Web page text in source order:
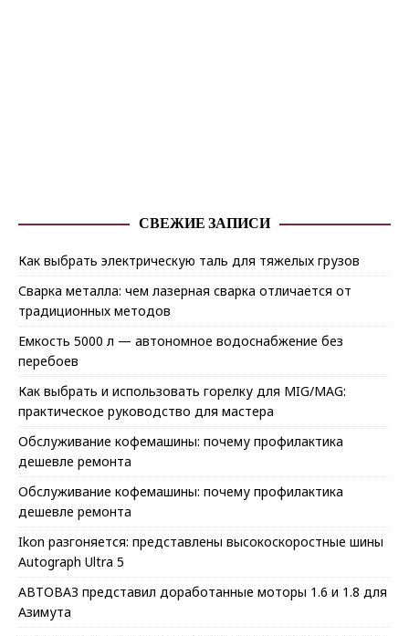
СВЕЖИЕ ЗАПИСИ
Как выбрать электрическую таль для тяжелых грузов
Сварка металла: чем лазерная сварка отличается от
традиционных методов
Емкость 5000 л — автономное водоснабжение без
перебоев
Как выбрать и использовать горелку для MIG/MAG:
практическое руководство для мастера
Обслуживание кофемашины: почему профилактика
дешевле ремонта
Обслуживание кофемашины: почему профилактика
дешевле ремонта
Ikon разгоняется: представлены высокоскоростные шины
Autograph Ultra 5
АВТОВАЗ представил доработанные моторы 1.6 и 1.8 для
Азимута